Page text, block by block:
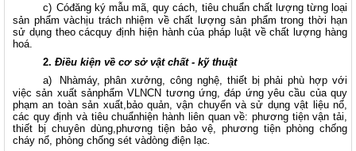
c) Cóđăng ký mẫu mã, quy cách, tiêu chuẩn chất lượng từng loại
sản phẩm vàchịu trách nhiệm về chất lượng sản phẩm trong thời hạn
sử dụng theo cácquy định hiện hành của pháp luật về chất lượng hàng
hoá.
2. Điều kiện về cơ sở vật chất - kỹ thuật
a)
Nhàmáy, phân xưởng, công nghệ, thiết bị phải phù hợp với
việc sản xuất sảnphẩm VLNCN tương ứng, đáp ứng yêu cầu của quy
phạm an toàn sản xuất,bảo quản, vận chuyển và sử dụng vật liệu nổ,
các quy định và tiêu chuẩnhiện hành liên quan về: phương tiện vận tải,
thiết bị chuyên dùng,phương tiện bảo vệ, phương tiện phòng chống
cháy nổ, phòng chống sét vàdòng điện lạc